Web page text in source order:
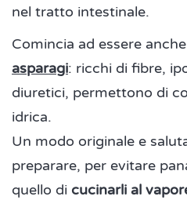
nel tratto intestinale.
Comincia ad essere
asparagi: ricchi di fibre,
diuretici, permettono di
idrica.
Un modo originale e
preparare, per evitare
quello di cucinarli al